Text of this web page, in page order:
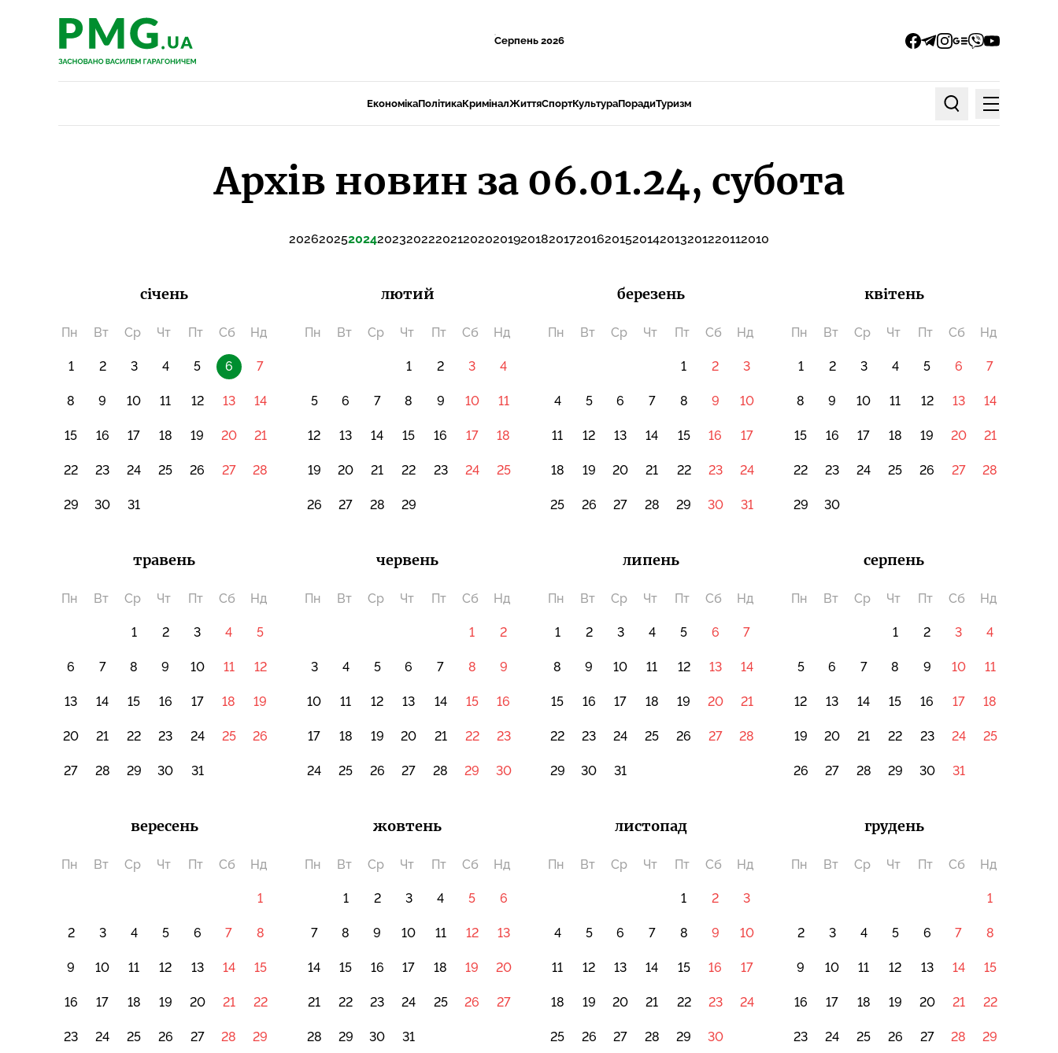
PMG.ua
Серпень 2026
facebook
telegram
instagram
google_news
viberyoutube
PMG.ua
ЕкономікаПолітикаКриміналЖиттяСпортКультураПорадиТуризм
Пошук по статтях
Меню
Архів новин за 06.01.24, субота
20262025202420232022202120202019201820172016201520142013201220112010
січень
Пн Вт Ср Чт Пт Сб Нд
1 2 3 4 5 6 7
8 9 10 11 12 13 14
15 16 17 18 19 20 21
22 23 24 25 26 27 28
29 30 31
лютий
Пн Вт Ср Чт Пт Сб Нд
1 2 3 4
5 6 7 8 9 10 11
12 13 14 15 16 17 18
19 20 21 22 23 24 25
26 27 28 29
березень
Пн Вт Ср Чт Пт Сб Нд
1 2 3
4 5 6 7 8 9 10
11 12 13 14 15 16 17
18 19 20 21 22 23 24
25 26 27 28 29 30 31
квітень
Пн Вт Ср Чт Пт Сб Нд
1 2 3 4 5 6 7
8 9 10 11 12 13 14
15 16 17 18 19 20 21
22 23 24 25 26 27 28
29 30
травень
Пн Вт Ср Чт Пт Сб Нд
1 2 3 4 5
6 7 8 9 10 11 12
13 14 15 16 17 18 19
20 21 22 23 24 25 26
27 28 29 30 31
червень
Пн Вт Ср Чт Пт Сб Нд
1 2
3 4 5 6 7 8 9
10 11 12 13 14 15 16
17 18 19 20 21 22 23
24 25 26 27 28 29 30
липень
Пн Вт Ср Чт Пт Сб Нд
1 2 3 4 5 6 7
8 9 10 11 12 13 14
15 16 17 18 19 20 21
22 23 24 25 26 27 28
29 30 31
серпень
Пн Вт Ср Чт Пт Сб Нд
1 2 3 4
5 6 7 8 9 10 11
12 13 14 15 16 17 18
19 20 21 22 23 24 25
26 27 28 29 30 31
вересень
Пн Вт Ср Чт Пт Сб Нд
1
2 3 4 5 6 7 8
9 10 11 12 13 14 15
16 17 18 19 20 21 22
23 24 25 26 27 28 29
жовтень
Пн Вт Ср Чт Пт Сб Нд
1 2 3 4 5 6
7 8 9 10 11 12 13
14 15 16 17 18 19 20
21 22 23 24 25 26 27
28 29 30 31
листопад
Пн Вт Ср Чт Пт Сб Нд
1 2 3
4 5 6 7 8 9 10
11 12 13 14 15 16 17
18 19 20 21 22 23 24
25 26 27 28 29 30
грудень
Пн Вт Ср Чт Пт Сб Нд
1
2 3 4 5 6 7 8
9 10 11 12 13 14 15
16 17 18 19 20 21 22
23 24 25 26 27 28 29